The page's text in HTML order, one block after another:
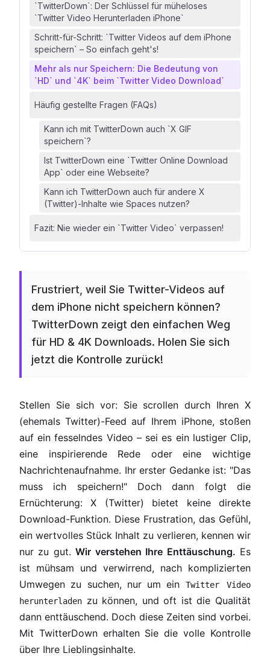
`TwitterDown`: Der Schlüssel für müheloses
`Twitter Video Herunterladen iPhone`
Schritt-für-Schritt: `Twitter Videos auf dem iPhone
speichern` – So einfach geht's!
Mehr als nur Speichern: Die Bedeutung von
`HD` und `4K` beim `Twitter Video Download`
Häufig gestellte Fragen (FAQs)
Kann ich mit TwitterDown auch `X GIF
speichern`?
Ist TwitterDown eine `Twitter Online Download
App` oder eine Webseite?
Kann ich TwitterDown auch für andere X
(Twitter)-Inhalte wie Spaces nutzen?
Fazit: Nie wieder ein `Twitter Video` verpassen!
Frustriert, weil Sie Twitter-Videos auf
dem iPhone nicht speichern können?
TwitterDown zeigt den einfachen Weg
für HD & 4K Downloads. Holen Sie sich
jetzt die Kontrolle zurück!
Stellen Sie sich vor: Sie scrollen durch Ihren X
(ehemals Twitter)-Feed auf Ihrem iPhone, stoßen
auf ein fesselndes Video – sei es ein lustiger Clip,
eine inspirierende Rede oder eine wichtige
Nachrichtenaufnahme. Ihr erster Gedanke ist: "Das
muss ich speichern!" Doch dann folgt die
Ernüchterung: X (Twitter) bietet keine direkte
Download-Funktion. Diese Frustration, das Gefühl,
ein wertvolles Stück Inhalt zu verlieren, kennen wir
nur zu gut.Wir verstehen Ihre Enttäuschung. Es
ist mühsam und verwirrend, nach komplizierten
Umwegen zu suchen, nur um ein
Twitter Video
herunterladen zu können, und oft ist die Qualität
dann enttäuschend. Doch diese Zeiten sind vorbei.
Mit TwitterDown erhalten Sie die volle Kontrolle
über Ihre Lieblingsinhalte.